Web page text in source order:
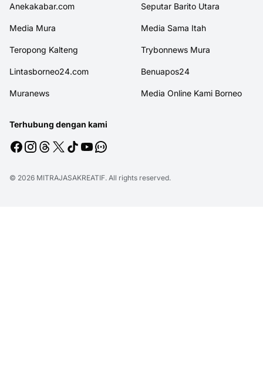
Anekakabar.com Seputar Barito Utara
Media Mura Media Sama Itah
Teropong Kalteng Trybonnews Mura
Lintasborneo24.com Benuapos24
Muranews Media Online Kami Borneo
Terhubung dengan kami
© 2026 MITRAJASAKREATIF. All rights reserved.